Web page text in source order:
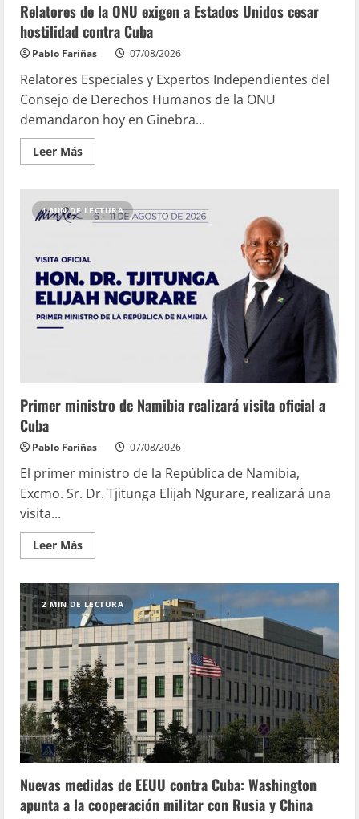
Relatores de la ONU exigen a Estados Unidos cesar
hostilidad contra Cuba
Pablo Fariñas 07/08/2026
Relatores Especiales y Expertos Independientes del
Consejo de Derechos Humanos de la ONU
demandaron hoy en Ginebra...
Leer Más
1 MIN DE LECTURA
Primer ministro de Namibia realizará visita oficial a
Cuba
Pablo Fariñas 07/08/2026
El primer ministro de la República de Namibia,
Excmo. Sr. Dr. Tjitunga Elijah Ngurare, realizará una
visita...
Leer Más
2 MIN DE LECTURA
Nuevas medidas de EEUU contra Cuba: Washington
apunta a la cooperación militar con Rusia y China